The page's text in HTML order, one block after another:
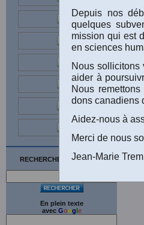
RECHERCHE SUR LE SITE
En plein texte
avec Google
Depuis nos
quelques
mission qui est
en sciences
Nous sollicitons
aider à
Nous
dons canadiens
Aidez-nous à
Merci de nous
Jean-Marie